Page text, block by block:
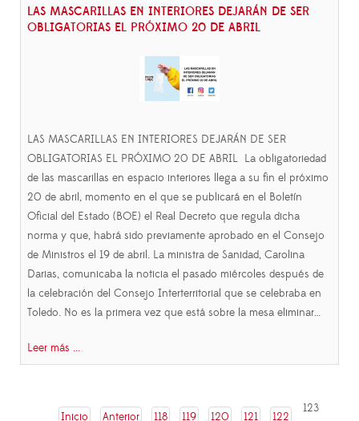
LAS MASCARILLAS EN INTERIORES DEJARÁN DE SER
OBLIGATORIAS EL PRÓXIMO 20 DE ABRIL
LAS MASCARILLAS EN INTERIORES DEJARÁN DE SER
OBLIGATORIAS EL PRÓXIMO 20 DE ABRIL La obligatoriedad
de las mascarillas en espacio interiores llega a su fin el próximo
20 de abril, momento en el que se publicará en el Boletín
Oficial del Estado (BOE) el Real Decreto que regula dicha
norma y que, habrá sido previamente aprobado en el Consejo
de Ministros el 19 de abril. La ministra de Sanidad, Carolina
Darias, comunicaba la noticia el pasado miércoles después de
la celebración del Consejo Interterritorial que se celebraba en
Toledo. No es la primera vez que está sobre la mesa eliminar…
Leer más ...
Inicio Anterior 118 119 120 121 122
123